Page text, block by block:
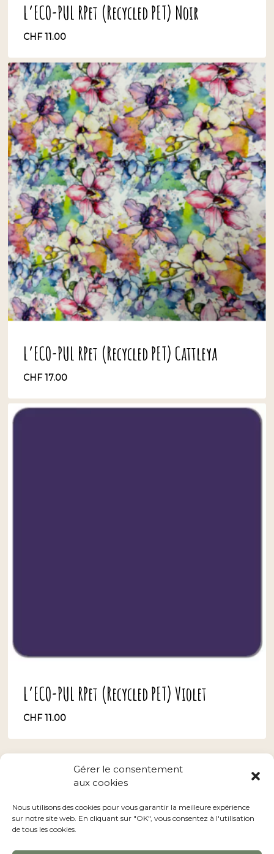
Gérer le consentement
aux cookies
Nous utilisons des cookies pour vous garantir la meilleure expérience
sur notre site web. En cliquant sur "OK", vous consentez à l'utilisation
de tous les cookies.
L’ECO-PUL RPet (Recycled PET) Noir
CHF11.00
CHF11.00
L’ECO-PUL RPet (Recycled PET) Cattleya
CHF17.00
CHF 17.00
L’ECO-PUL RPet (Recycled PET) Violet
CHF11.00
CHF11.00
Conditions générales–Nos revendeurs